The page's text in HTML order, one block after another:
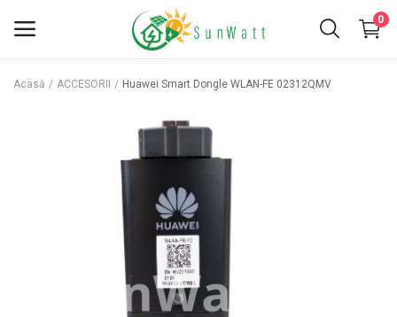
0
PANOURI FOTOVOLTAICE
KITURI FOTOVOLTAICE
Acasă ACCESORII Huawei Smart Dongle WLAN-FE 02312QMV